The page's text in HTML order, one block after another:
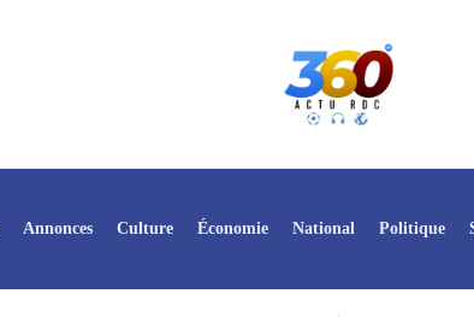
Annonces Culture Économie National Politique